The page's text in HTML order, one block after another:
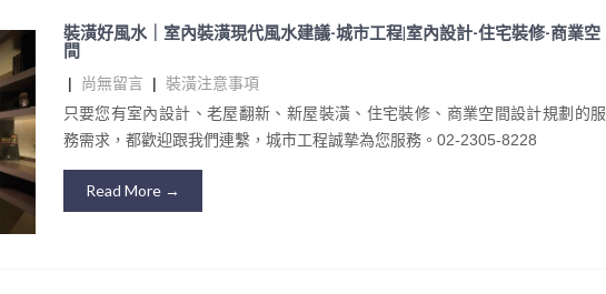
裝潢好風水｜室內裝潢現代風水建議-城市工程|室內設計-住宅裝修-商業空
間
| 尚無留言 | 裝潢注意事項
只要您有室內設計、老屋翻新、新屋裝潢、住宅裝修、商業空間設計規劃的服
務需求，都歡迎跟我們連繫，城市工程誠摯為您服務。02-2305-8228
Read More →